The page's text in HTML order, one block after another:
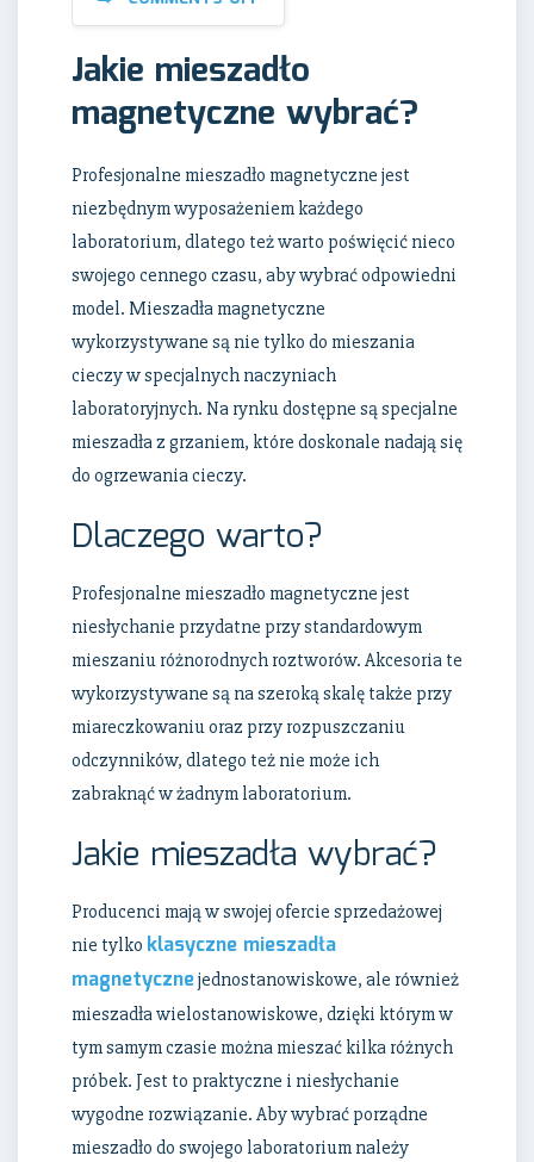
Jakie mieszadło
magnetyczne wybrać?
Profesjonalne mieszadło magnetyczne jest
niezbędnym wyposażeniem każdego
laboratorium, dlatego też warto poświęcić nieco
swojego cennego czasu, aby wybrać odpowiedni
model. Mieszadła magnetyczne
wykorzystywane są nie tylko do mieszania
cieczy w specjalnych naczyniach
laboratoryjnych. Na rynku dostępne są specjalne
mieszadła z grzaniem, które doskonale nadają się
do ogrzewania cieczy.
Dlaczego warto?
Profesjonalne mieszadło magnetyczne jest
niesłychanie przydatne przy standardowym
mieszaniu różnorodnych roztworów. Akcesoria te
wykorzystywane są na szeroką skalę także przy
miareczkowaniu oraz przy rozpuszczaniu
odczynników, dlatego też nie może ich
zabraknąć w żadnym laboratorium.
Jakie mieszadła wybrać?
Producenci mają w swojej ofercie sprzedażowej
nie tylko klasyczne mieszadła
magnetycznejednostanowiskowe, ale również
mieszadła wielostanowiskowe, dzięki którym w
tym samym czasie można mieszać kilka różnych
próbek. Jest to praktyczne i niesłychanie
wygodne rozwiązanie. Aby wybrać porządne
mieszadło do swojego laboratorium należy